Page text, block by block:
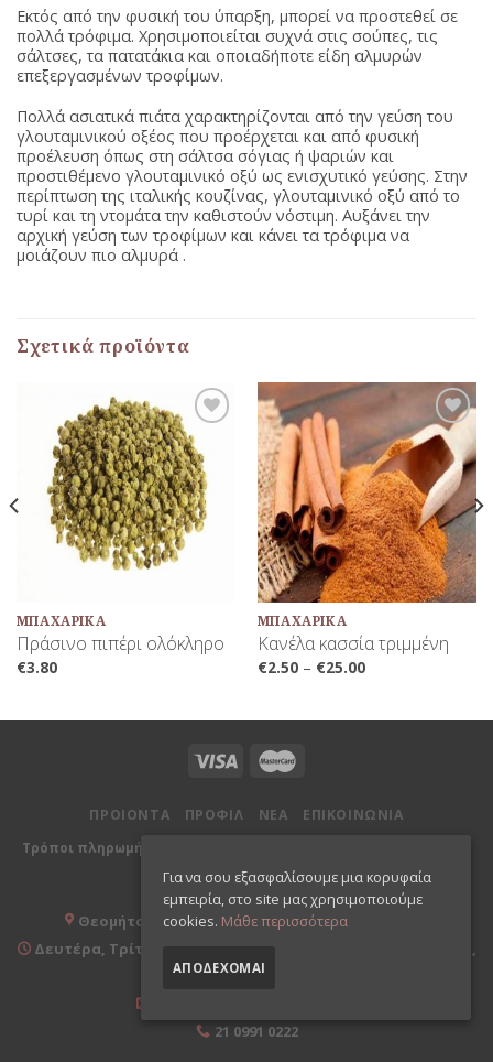
Εκτός από την φυσική του ύπαρξη, μπορεί να προστεθεί σε
πολλά τρόφιμα. Χρησιμοποιείται συχνά στις σούπες, τις
σάλτσες, τα πατατάκια και οποιαδήποτε είδη αλμυρών
επεξεργασμένων τροφίμων.
Πολλά ασιατικά πιάτα χαρακτηρίζονται από την γεύση του
γλουταμινικού οξέος που προέρχεται και από φυσική
προέλευση όπως στη σάλτσα σόγιας ή ψαριών και
προστιθέμενο γλουταμινικό οξύ ως ενισχυτικό γεύσης. Στην
περίπτωση της ιταλικής κουζίνας, γλουταμινικό οξύ από το
τυρί και τη ντομάτα την καθιστούν νόστιμη. Αυξάνει την
αρχική γεύση των τροφίμων και κάνει τα τρόφιμα να
μοιάζουν πιο αλμυρά .
Σχετικά προϊόντα
Προσθήκη
στη Λίστα
Αγαπημένων
ΜΠΑΧΑΡΙΚΆ
Πράσινο πιπέρι ολόκληρο
€3.80
Προσθήκη
στη Λίστα
Αγαπημένων
ΜΠΑΧΑΡΙΚΆ
Κανέλα κασσία τριμμένη
€2.50– €25.00
ΠΡΟΙΟΝΤΑ ΠΡΟΦΙΛ ΝΕΑ ΕΠΙΚΟΙΝΩΝΙΑ
Τρόποι πληρωμής
χρήσης
Θεομήτορος 26, 173 42 Άγιος Δημήτριος Αττικής
Δευτέρα, Τρίτη, Πέμπτη, Παρασκευή 09:00-20:00 & Τετάρτη,
Σάββατο 09:00-15:00
21 0991 0222
Για να σου εξασφαλίσουμε μια κορυφαία
εμπειρία, στο site μας χρησιμοποιούμε
cookies. Μάθε περισσότερα
ΑΠΟΔΈΧΟΜΑΙ